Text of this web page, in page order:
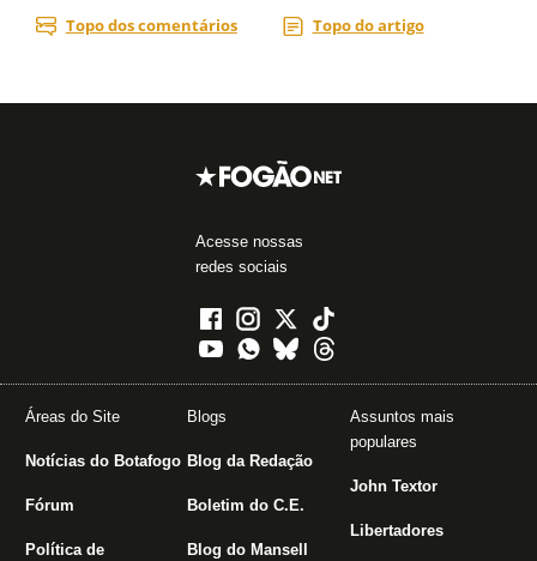
Acesse nossas
redes sociais
Áreas do Site
Notícias do Botafogo
Fórum
Política de
Blogs
Blog da Redação
Boletim do C.E.
Blog do Mansell
Assuntos mais
populares
John Textor
Libertadores